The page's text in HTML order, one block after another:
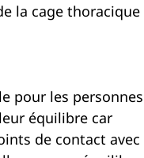
la cage thoracique
pour les personnes
équilibre car
de contact avec